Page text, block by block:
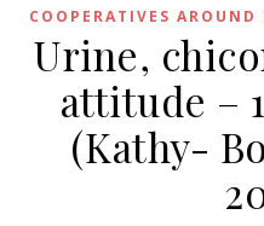
COOPERATIVES AROUND
Urine,
attitude –
(Kathy-